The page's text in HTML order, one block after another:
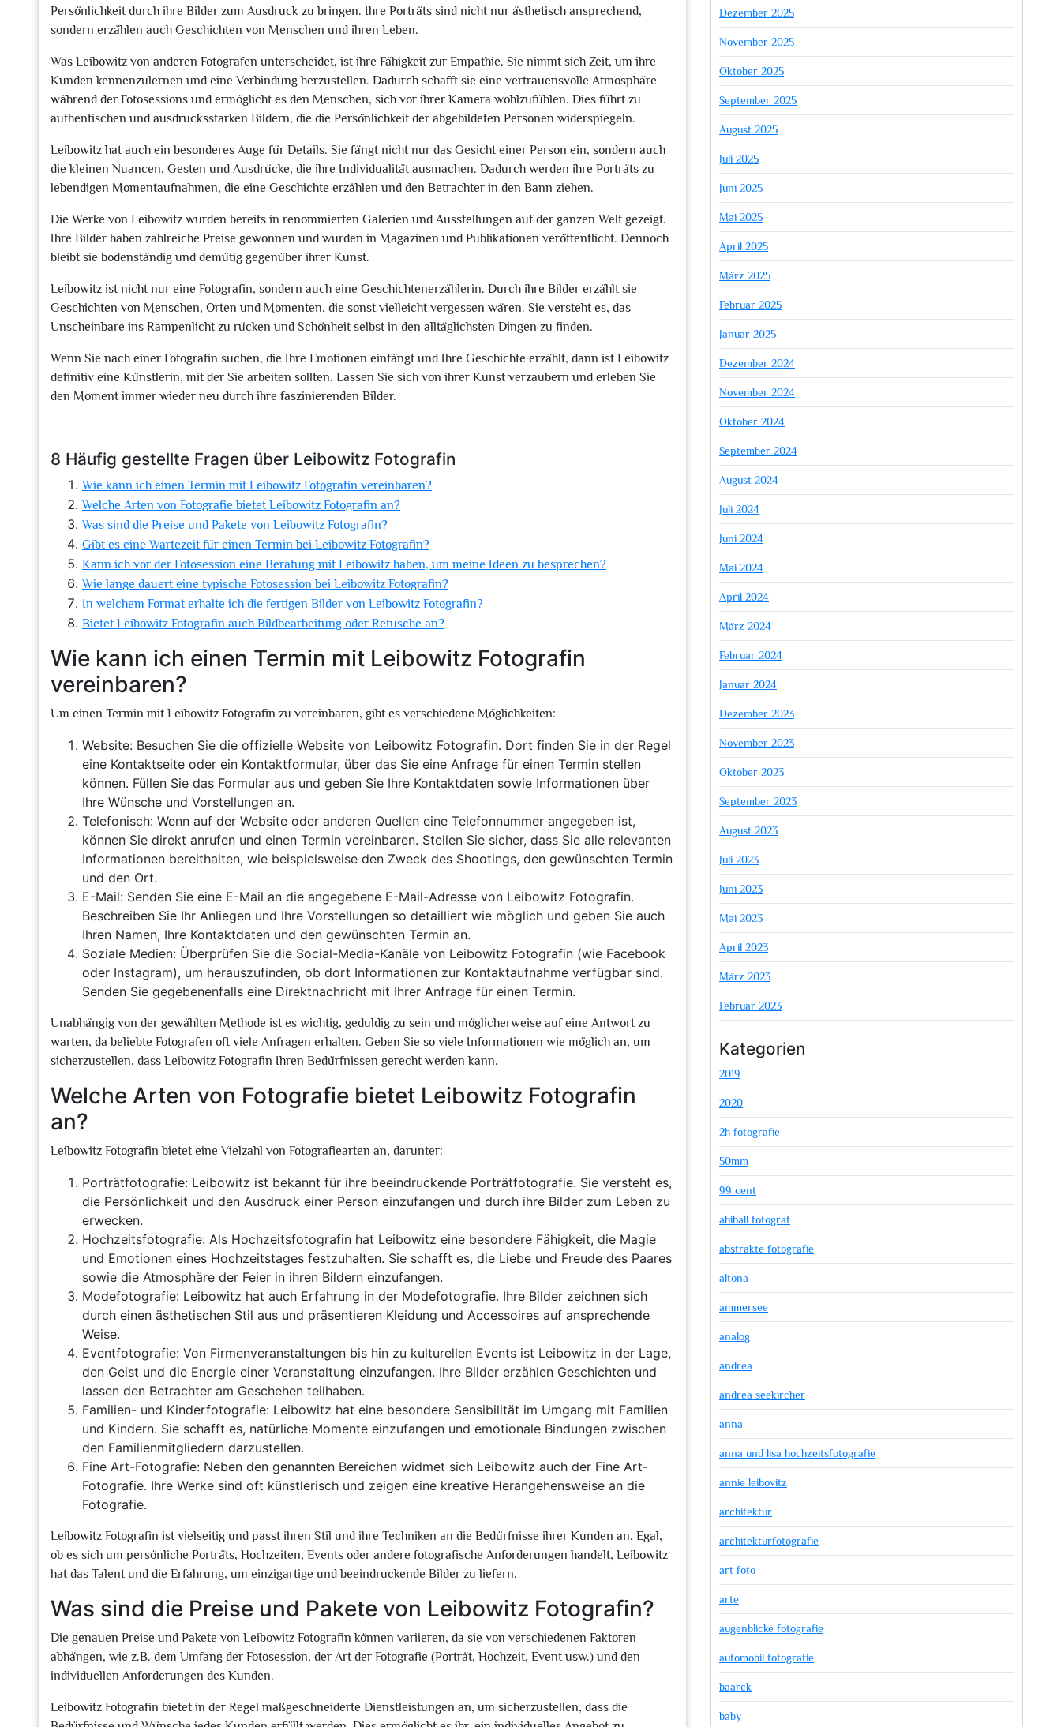
Persönlichkeit durch ihre Bilder zum Ausdruck zu bringen. Ihre Porträts sind nicht nur ästhetisch ansprechend,
sondern erzählen auch Geschichten von Menschen und ihren Leben.
Was Leibowitz von anderen Fotografen unterscheidet, ist ihre Fähigkeit zur Empathie. Sie nimmt sich Zeit, um ihre
Kunden kennenzulernen und eine Verbindung herzustellen. Dadurch schafft sie eine vertrauensvolle Atmosphäre
während der Fotosessions und ermöglicht es den Menschen, sich vor ihrer Kamera wohlzufühlen. Dies führt zu
authentischen und ausdrucksstarken Bildern, die die Persönlichkeit der abgebildeten Personen widerspiegeln.
Leibowitz hat auch ein besonderes Auge für Details. Sie fängt nicht nur das Gesicht einer Person ein, sondern auch
die kleinen Nuancen, Gesten und Ausdrücke, die ihre Individualität ausmachen. Dadurch werden ihre Porträts zu
lebendigen Momentaufnahmen, die eine Geschichte erzählen und den Betrachter in den Bann ziehen.
Die Werke von Leibowitz wurden bereits in renommierten Galerien und Ausstellungen auf der ganzen Welt gezeigt.
Ihre Bilder haben zahlreiche Preise gewonnen und wurden in Magazinen und Publikationen veröffentlicht. Dennoch
bleibt sie bodenständig und demütig gegenüber ihrer Kunst.
Leibowitz ist nicht nur eine Fotografin, sondern auch eine Geschichtenerzählerin. Durch ihre Bilder erzählt sie
Geschichten von Menschen, Orten und Momenten, die sonst vielleicht vergessen wären. Sie versteht es, das
Unscheinbare ins Rampenlicht zu rücken und Schönheit selbst in den alltäglichsten Dingen zu finden.
Wenn Sie nach einer Fotografin suchen, die Ihre Emotionen einfängt und Ihre Geschichte erzählt, dann ist Leibowitz
definitiv eine Künstlerin, mit der Sie arbeiten sollten. Lassen Sie sich von ihrer Kunst verzaubern und erleben Sie
den Moment immer wieder neu durch ihre faszinierenden Bilder.
8 Häufig gestellte Fragen über Leibowitz Fotografin
Wie kann ich einen Termin mit Leibowitz Fotografin vereinbaren?
Welche Arten von Fotografie bietet Leibowitz Fotografin an?
Was sind die Preise und Pakete von Leibowitz Fotografin?
Gibt es eine Wartezeit für einen Termin bei Leibowitz Fotografin?
Kann ich vor der Fotosession eine Beratung mit Leibowitz haben, um meine Ideen zu besprechen?
Wie lange dauert eine typische Fotosession bei Leibowitz Fotografin?
In welchem Format erhalte ich die fertigen Bilder von Leibowitz Fotografin?
Bietet Leibowitz Fotografin auch Bildbearbeitung oder Retusche an?
Wie kann ich einen Termin mit Leibowitz Fotografin
vereinbaren?
Um einen Termin mit Leibowitz Fotografin zu vereinbaren, gibt es verschiedene Möglichkeiten:
Website: Besuchen Sie die offizielle Website von Leibowitz Fotografin. Dort finden Sie in der Regel
eine Kontaktseite oder ein Kontaktformular, über das Sie eine Anfrage für einen Termin stellen
können. Füllen Sie das Formular aus und geben Sie Ihre Kontaktdaten sowie Informationen über
Ihre Wünsche und Vorstellungen an.
Telefonisch: Wenn auf der Website oder anderen Quellen eine Telefonnummer angegeben ist,
können Sie direkt anrufen und einen Termin vereinbaren. Stellen Sie sicher, dass Sie alle relevanten
Informationen bereithalten, wie beispielsweise den Zweck des Shootings, den gewünschten Termin
und den Ort.
E-Mail: Senden Sie eine E-Mail an die angegebene E-Mail-Adresse von Leibowitz Fotografin.
Beschreiben Sie Ihr Anliegen und Ihre Vorstellungen so detailliert wie möglich und geben Sie auch
Ihren Namen, Ihre Kontaktdaten und den gewünschten Termin an.
Soziale Medien: Überprüfen Sie die Social-Media-Kanäle von Leibowitz Fotografin (wie Facebook
oder Instagram), um herauszufinden, ob dort Informationen zur Kontaktaufnahme verfügbar sind.
Senden Sie gegebenenfalls eine Direktnachricht mit Ihrer Anfrage für einen Termin.
Unabhängig von der gewählten Methode ist es wichtig, geduldig zu sein und möglicherweise auf eine Antwort zu
warten, da beliebte Fotografen oft viele Anfragen erhalten. Geben Sie so viele Informationen wie möglich an, um
sicherzustellen, dass Leibowitz Fotografin Ihren Bedürfnissen gerecht werden kann.
Welche Arten von Fotografie bietet Leibowitz Fotografin
an?
Leibowitz Fotografin bietet eine Vielzahl von Fotografiearten an, darunter:
Porträtfotografie: Leibowitz ist bekannt für ihre beeindruckende Porträtfotografie. Sie versteht es,
die Persönlichkeit und den Ausdruck einer Person einzufangen und durch ihre Bilder zum Leben zu
erwecken.
Hochzeitsfotografie: Als Hochzeitsfotografin hat Leibowitz eine besondere Fähigkeit, die Magie
und Emotionen eines Hochzeitstages festzuhalten. Sie schafft es, die Liebe und Freude des Paares
sowie die Atmosphäre der Feier in ihren Bildern einzufangen.
Modefotografie: Leibowitz hat auch Erfahrung in der Modefotografie. Ihre Bilder zeichnen sich
durch einen ästhetischen Stil aus und präsentieren Kleidung und Accessoires auf ansprechende
Weise.
Eventfotografie: Von Firmenveranstaltungen bis hin zu kulturellen Events ist Leibowitz in der Lage,
den Geist und die Energie einer Veranstaltung einzufangen. Ihre Bilder erzählen Geschichten und
lassen den Betrachter am Geschehen teilhaben.
Familien- und Kinderfotografie: Leibowitz hat eine besondere Sensibilität im Umgang mit Familien
und Kindern. Sie schafft es, natürliche Momente einzufangen und emotionale Bindungen zwischen
den Familienmitgliedern darzustellen.
Fine Art-Fotografie: Neben den genannten Bereichen widmet sich Leibowitz auch der Fine Art-
Fotografie. Ihre Werke sind oft künstlerisch und zeigen eine kreative Herangehensweise an die
Fotografie.
Leibowitz Fotografin ist vielseitig und passt ihren Stil und ihre Techniken an die Bedürfnisse ihrer Kunden an. Egal,
ob es sich um persönliche Porträts, Hochzeiten, Events oder andere fotografische Anforderungen handelt, Leibowitz
hat das Talent und die Erfahrung, um einzigartige und beeindruckende Bilder zu liefern.
Was sind die Preise und Pakete von Leibowitz Fotografin?
Die genauen Preise und Pakete von Leibowitz Fotografin können variieren, da sie von verschiedenen Faktoren
abhängen, wie z.B. dem Umfang der Fotosession, der Art der Fotografie (Porträt, Hochzeit, Event usw.) und den
individuellen Anforderungen des Kunden.
Leibowitz Fotografin bietet in der Regel maßgeschneiderte Dienstleistungen an, um sicherzustellen, dass die
Dezember 2025
November 2025
Oktober 2025
September 2025
August 2025
Juli 2025
Juni 2025
Mai 2025
April 2025
März 2025
Februar 2025
Januar 2025
Dezember 2024
November 2024
Oktober 2024
September 2024
August 2024
Juli 2024
Juni 2024
Mai 2024
April 2024
März 2024
Februar 2024
Januar 2024
Dezember 2023
November 2023
Oktober 2023
September 2023
August 2023
Juli 2023
Juni 2023
Mai 2023
April 2023
März 2023
Februar 2023
Kategorien
2019
2020
2h fotografie
50mm
99 cent
abiball fotograf
abstrakte fotografie
altona
ammersee
analog
andrea
andrea seekircher
anna
anna und lisa hochzeitsfotografie
annie leibovitz
architektur
architekturfotografie
art foto
arte
augenblicke fotografie
automobil fotografie
baarck
baby